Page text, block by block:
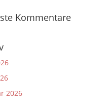
Kommentare
2026